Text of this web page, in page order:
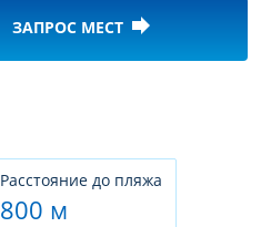
ЗАПРОС МЕСТ forward
Расстояние до пляжа
800 м